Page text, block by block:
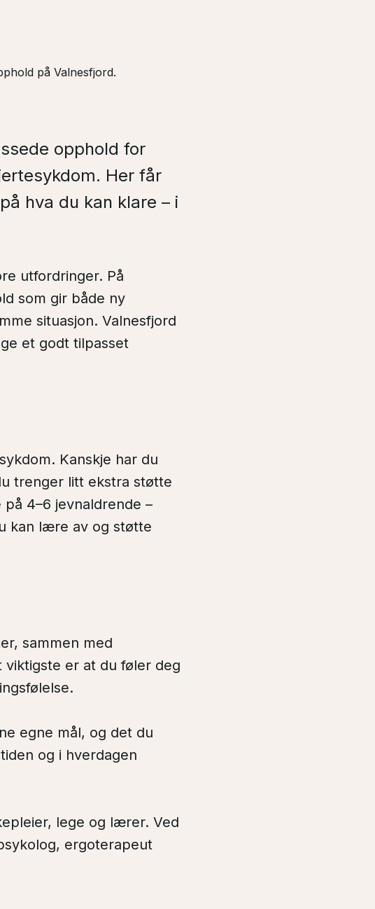
på Valnesfjord.
opphold for
Her får
hva du kan klare – i
utfordringer. På
som gir både ny
situasjon. Valnesfjord
et godt tilpasset
Kanskje har du
trenger litt ekstra støtte
4–6 jevnaldrende –
kan lære av og støtte
sammen med
er at du føler deg
egne mål, og det du
og i hverdagen
lege og lærer. Ved
ergoterapeut